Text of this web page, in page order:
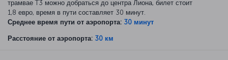
трамвае T3 можно добраться до центра Лиона, билет стоит
1,8 евро, время в пути составляет 30 минут.
Среднее время пути от аэропорта: 30 минут
Расстояние от аэропорта: 30 км